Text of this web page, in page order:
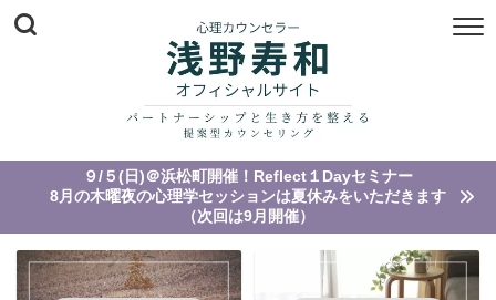
９/５(日)＠浜松町開催！Reflect１Dayセミナー
8月の木曜夜の心理学セッションは夏休みをいただきます
（次回は9月開催）